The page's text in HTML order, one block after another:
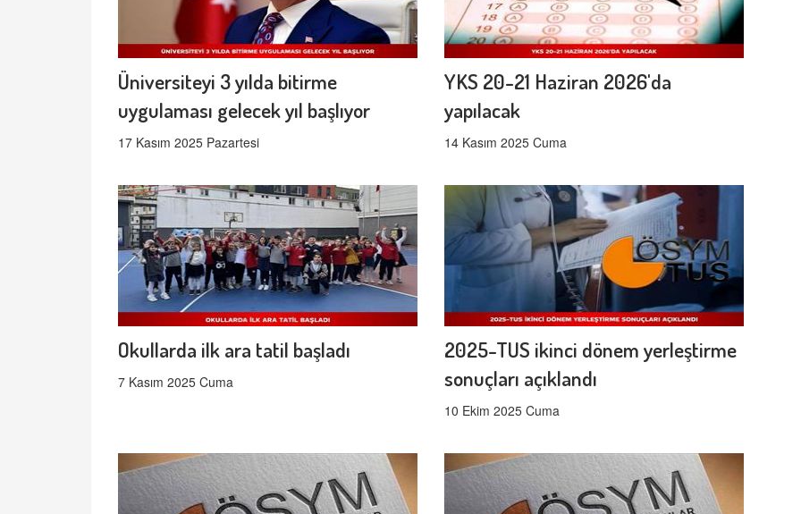
Üniversiteyi 3 yılda bitirme
uygulaması gelecek yıl başlıyor
17 Kasım 2025 Pazartesi
YKS 20-21 Haziran 2026'da
yapılacak
14 Kasım 2025 Cuma
Okullarda ilk ara tatil başladı
7 Kasım 2025 Cuma
2025-TUS ikinci dönem yerleştirme
sonuçları açıklandı
10 Ekim 2025 Cuma